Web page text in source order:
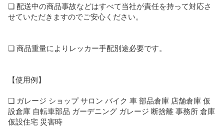
❑ 配送中の商品事故などはすべて当社が責任を持って対応さ
せていただきますのでご安心ください。
❑ 商品重量によりレッカー手配別途必要です。
【使用例】
❑ ガレージ ショップ サロン バイク 車 部品倉庫 店舗倉庫 仮
設倉庫 自転車部品 ガーデニング ガレージ 断捨離 事務所 倉庫
仮設住宅 災害時